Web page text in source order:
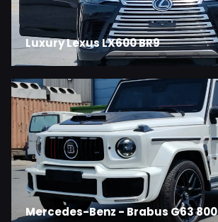
Luxury Lexus LX600 BR9
Mercedes-Benz - Brabus G63 800